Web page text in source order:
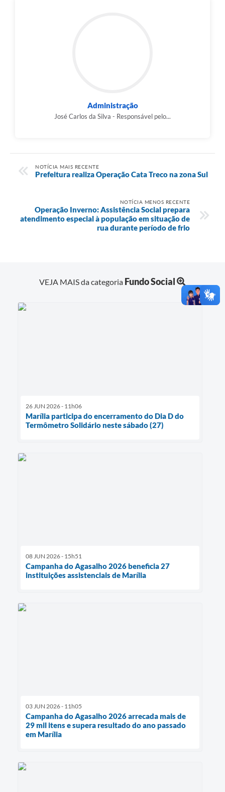
Administração
José Carlos da Silva - Responsável pelo...
NOTÍCIA MAIS RECENTE
Prefeitura realiza Operação Cata Treco na zona Sul
NOTÍCIA MENOS RECENTE
Operação Inverno: Assistência Social prepara
atendimento especial à população em situação de
rua durante período de frio
VEJA MAIS da categoria Fundo Social
26 JUN 2026 - 11h06
Marília participa do encerramento do Dia D do
Termômetro Solidário neste sábado (27)
08 JUN 2026 - 15h51
Campanha do Agasalho 2026 beneficia 27
instituições assistenciais de Marília
03 JUN 2026 - 11h05
Campanha do Agasalho 2026 arrecada mais de
29 mil itens e supera resultado do ano passado
em Marília